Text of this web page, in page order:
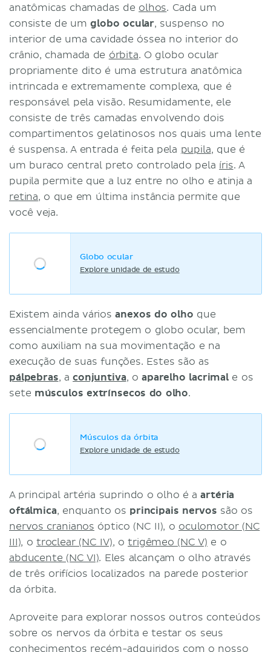
anatômicas chamadas de olhos. Cada um
consiste de umglobo ocular, suspenso no
interior de uma cavidade óssea no interior do
crânio, chamada de órbita. O globo ocular
propriamente dito é uma estrutura anatômica
intrincada e extremamente complexa, que é
responsável pela visão. Resumidamente, ele
consiste de três camadas envolvendo dois
compartimentos gelatinosos nos quais uma lente
é suspensa. A entrada é feita pela pupila, que é
um buraco central preto controlado pela íris. A
pupila permite que a luz entre no olho e atinja a
retina, o que em última instância permite que
você veja.
Globo ocular
Explore unidade de estudo
Existem ainda váriosanexos do olho que
essencialmente protegem o globo ocular, bem
como auxiliam na sua movimentação e na
execução de suas funções. Estes são as
pálpebras, aconjuntiva, oaparelho lacrimale os
sete músculos extrínsecos do olho.
Músculos da órbita
Explore unidade de estudo
A principal artéria suprindo o olho é aartéria
oftálmica, enquanto os principais nervos são os
nervos cranianos óptico (NC II), o oculomotor (NC
III), o troclear (NC IV), otrigêmeo (NC V) e o
abducente (NC VI). Eles alcançam o olho através
de três orifícios localizados na parede posterior
da órbita.
Aproveite para explorar nossos outros conteúdos
sobre os nervos da órbita e testar os seus
conhecimentos recém-adquiridos com o nosso